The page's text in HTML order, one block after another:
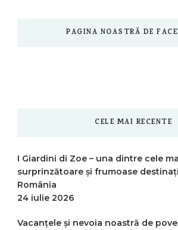
PAGINA NOASTRĂ DE
CELE MAI RECENTE
I Giardini di Zoe – una dintre cele
surprinzătoare și frumoase
România
24 iulie 2026
Vacanțele și nevoia noastră de